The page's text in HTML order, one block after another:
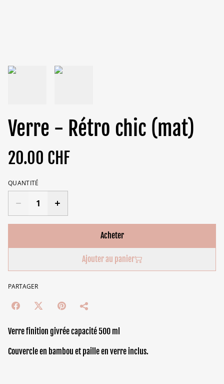
Verre - Rétro chic (mat)
20.00 CHF
QUANTITÉ
Acheter
Ajouter au panier
PARTAGER
Verre finition givrée capacité 500 ml
Couvercle en bambou et paille en verre inclus.